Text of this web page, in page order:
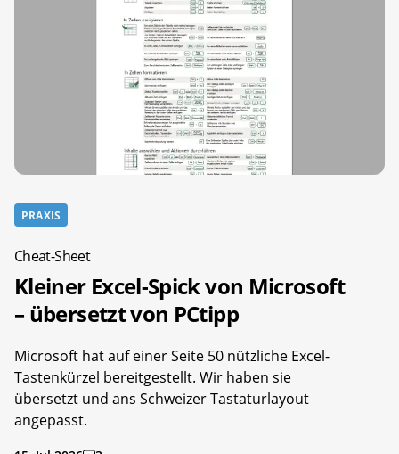
PRAXIS
Cheat-Sheet
Kleiner Excel-Spick von Microsoft
– übersetzt von PCtipp
Microsoft hat auf einer Seite 50 nützliche Excel-
Tastenkürzel bereitgestellt. Wir haben sie
übersetzt und ans Schweizer Tastaturlayout
angepasst.